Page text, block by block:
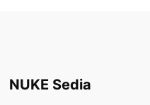
NUKE Sedia